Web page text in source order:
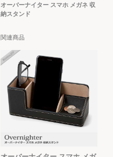
オーバーナイター スマホ メガネ 収
納スタンド
関連商品